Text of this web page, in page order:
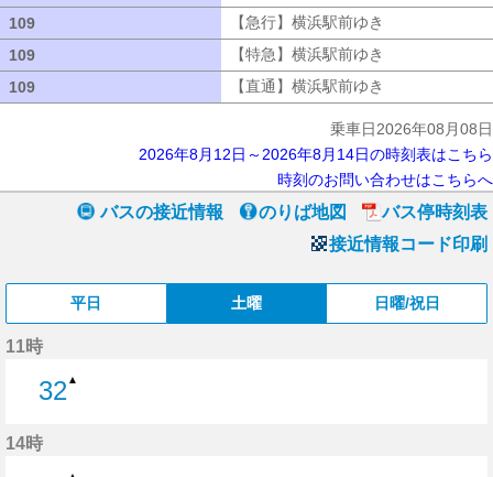
109
【急行】横浜駅前ゆき
109
【特急】横浜駅前ゆき
109
【直通】横浜駅前ゆき
乗車日2026年08月08日
2026年8月12日～2026年8月14日の時刻表はこちら
時刻のお問い合わせはこちらへ
バスの接近情報 のりば地図
バス停時刻表
接近情報コード印刷
平日 土曜 日曜/祝日
11時
32▲
14時